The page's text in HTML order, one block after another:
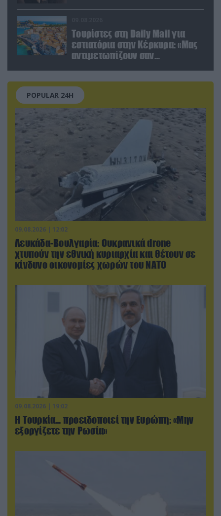
Τουρίστες στη Daily Mail για
εστιατόρια στην Κέρκυρα: «Μας
αντιμετωπίζουν σαν
POPULAR 24H
09.08.2026 | 12:02
Λευκάδα-Βουλγαρία: Ουκρανικά drone
χτυπούν την εθνική κυριαρχία και θέτουν σε
κίνδυνο οικονομίες χωρών του ΝΑΤΟ
09.08.2026 | 19:02
Η Τουρκία… προειδοποιεί την Ευρώπη: «Μην
εξοργίζετε την Ρωσία»